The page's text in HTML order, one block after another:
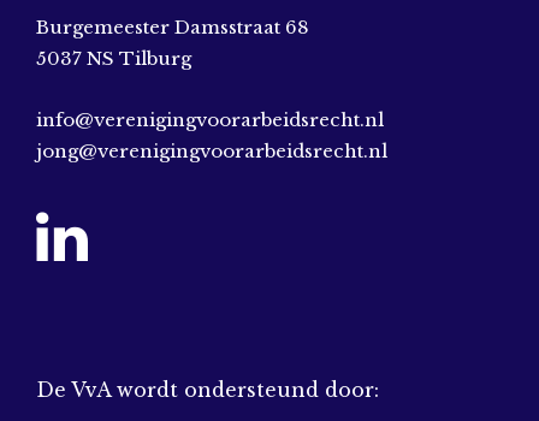
Burgemeester Damsstraat 68
5037 NS Tilburg
info@verenigingvoorarbeidsrecht.nl
jong@verenigingvoorarbeidsrecht.nl
De VvA wordt ondersteund door: